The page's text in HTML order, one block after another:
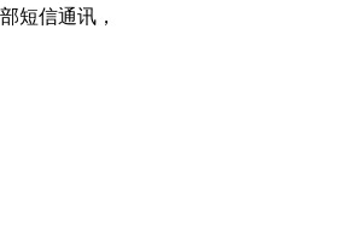
短信通讯，